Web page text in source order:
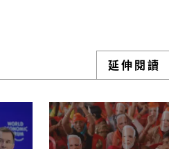
延伸閱讀